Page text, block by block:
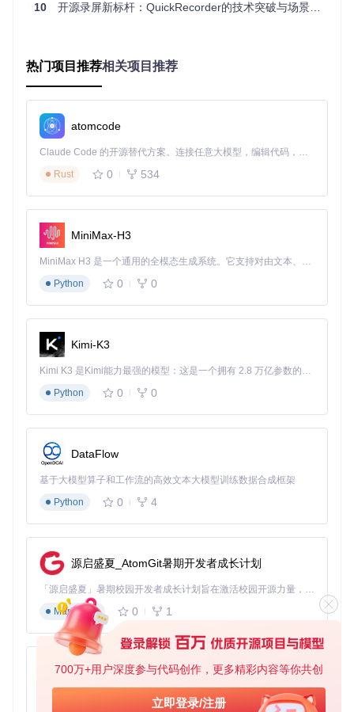
700万+用户深度参与代码创作，更多精彩内容等你共创
立即登录/注册
的同时，实现了专业级功能，CPU占用率控制在8-20%之间，
实际应用案例：从日常使用到专业创作
教育工作者的在线课程制作利器
王老师是一名大学计算机系讲师，需要经常录制编程教学视
频。使用QuickRecorder后，他的工作流程得到了显著优化：
选择"全屏录制"模式，同时启用摄像头叠加功能，让学生既能
看到代码演示，也能看到老师的讲解表情；在参数设置中选
择"教学模式"预设，系统自动优化文字清晰度和音频采集；开
画笔工具进行重点标注。录制完成后，文件自动保存为MP4格
式，方便直接上传到教学平台。
"QuickRecorder的画中画功能让我的教学视频更具互动性，多
评价道，"最让我惊喜的是，即使连续录制两小时，我的MacB
ook也不会像使用其他软件时那样发热严重。"
软件开发人员的技术演示工具
作为一名iOS开发者，李工经常需要录制App演示视频和技术
分享内容。他发现QuickRecorder的"应用录制"模式特别适合
亮"功能后，观看者可以清晰地看到他的操作位置；通过设置
全局快捷键，他可以在不中断演示的情况下快速开始/暂停录
显示。
"对于技术演示来说，清晰度和流畅度至关重要，"李工表
示，"QuickRecorder在录制Xcode界面时表现出色，即使是快
速滚动代码也不会出现模糊，而且文件体积比我以前使用的工
内容创作者的高效素材采集工具
视频博主小张专注于Mac生产力工具分享，她需要经常录制软
择需要展示的界面部分，避免无关内容干扰观众；定时录制功
能则让她可以在录制开始前做好准备；而独立音轨录制功能则
方便她后期进行配音和音效处理。
"作为内容创作者，我需要一款既高效又不占用太多系统资源
的录屏工具，"小张解释道，"QuickRecorder的轻量化设计让
我可以在录制的同时进行其他编辑工作，而不会感到任何卡
10 开源录屏新标杆：QuickRecorder的技术突破与场景革命
热门项目推荐相关项目推荐
atomcode
Claude Code 的开源替代方案。连接任意大模型，编辑代码，运行命令，自动验证 — 全自动执行。用 Rust 构建，极致性能。 ｜ An open-source alternative to Claude Code. Connect any LLM, edit code, run commands, and verify changes — autonomously. Built in Rust for speed. Get Started
Rust
0 534
MiniMax-H3
MiniMax H3 是一个通用的全模态生成系统。它支持对由文本、图像、视频和音频组成的多模态上下文进行统一理解，并能生成分辨率高达 2K、时长可达 15 秒的带原生立体声音频的视频。得益于面向任务泛化的系统设计，H3 在预训练阶段就已具备广泛的多模态上下文理解与生成能力，能够出色地执行复杂的多模态指令。
Python
0 0
Kimi-K3
Kimi K3 是Kimi能力最强的模型：这是一个拥有 2.8 万亿参数的混合专家（MoE）模型，具备原生视觉理解能力，并支持 100 万 token 的上下文窗口。
Python
0 0
DataFlow
基于大模型算子和工作流的高效文本大模型训练数据合成框架
Python
0 4
源启盛夏_AtomGit暑期开发者成长计划
「源启盛夏」暑期校园开发者成长计划旨在激活校园开源力量，通过积分激励、认证扶持、资源倾斜等形式，引导高校组织和开发者完成「入驻 — 建项目 — 做贡献 — 获认证 — 得资源」的完整闭环。无论你是想带领社团入驻平台的组织者，还是希望用代码贡献证明自己的开发者，都能在这里找到属于你的成长路径。
Markdown
0 1
py-xiaozhi
基于Python的Xiaozhi AI，适用于想要完整Xiaozhi体验而无需拥有专用硬件的用户。